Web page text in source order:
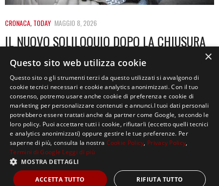
CRONACA,TODAY MAGGIO 8, 2026
IL NUOVO SOLILOQUIO DOPO LA CHIUSURA
DELLE INDAGINI. COSA C’È A CARICO DI
SEMPIO E STASI
Un nuovo soliloquio rafforza le accuse contro Andrea
Sempio. «Quando sono andato io… il sangue…
Copyright ©2021, MASTERX Tutti i diritti riservati.
×
Questo sito web utilizza cookie
Questo sito o gli strumenti terzi da questo utilizzati si avvalgono di
cookie tecnici necessari e cookie analytics anonimizzati. Con il tuo
consenso, potremo usare anche cookie di preferenza e cookie di
marketing per personalizzare contenuti e annunci.I tuoi dati personali
potrebbero essere trattati anche da partner come Google, secondo le
loro policy. Puoi accettare tutti i cookie, rifiutarli (eccetto quelli tecnici
e analytics anonimizzati) oppure gestire le tue preferenze. Per
saperne di più, consulta la nostra Cookie Policy, Privacy Policy,
Termini di Google Leggi di più
MOSTRA DETTAGLI
ACCETTA TUTTO RIFIUTA TUTTO